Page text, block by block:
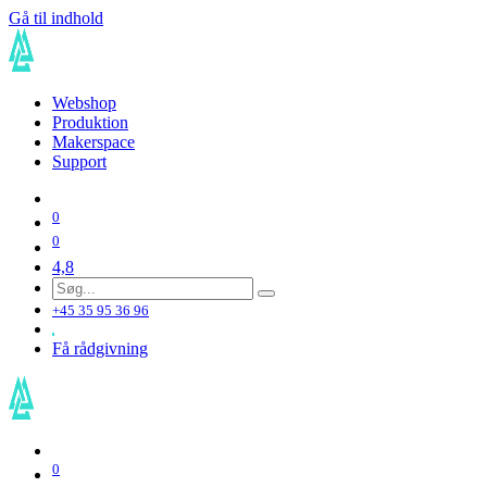
Gå til indhold
Webshop
Produktion
Makerspace
Support
0
0
4,8
+45 35 95 36 96
Få rådgivning
0